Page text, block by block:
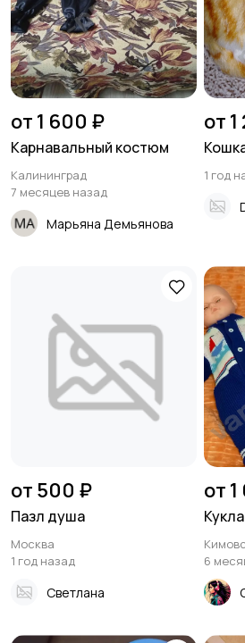
от 1 600 ₽
Карнавальный костюм
Калининград
7 месяцев назад
Марьяна Демьянова
от
1 год
от 500 ₽
Пазл душа
Москва
1 год назад
Светлана
от
6